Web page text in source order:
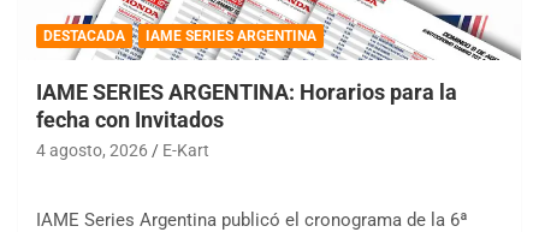
DESTACADA IAME SERIES ARGENTINA
IAME SERIES ARGENTINA: Horarios para la
fecha con Invitados
4 agosto, 2026 E-Kart
IAME Series Argentina publicó el cronograma de la 6ª